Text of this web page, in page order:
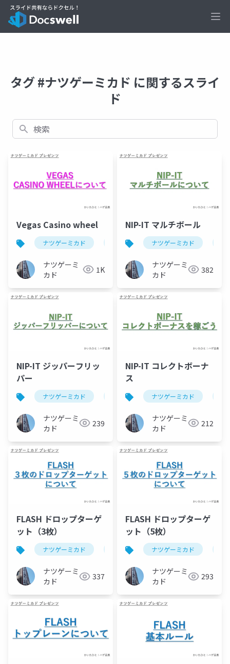
タグ #ナツゲーミカド に関するスライ
ド
検索
Vegas Casino wheel
ナツゲーミカド ピンボール vegas(ピンボール)
ナツゲーミ
カド
1K
NIP-IT マルチボール
ナツゲーミカド
ナツゲーミ
カド
382
NIP-IT ジッパーフリッ
パー
ナツゲーミカド ピンボール nip-it(ピンボール)
ナツゲーミ
カド
239
NIP-IT コレクトボーナ
ス
ナツゲーミカド
ナツゲーミ
カド
212
FLASH ドロップターゲ
ット（3枚）
ナツゲーミカド ピンボール flash(ピンボール)
ナツゲーミ
カド
337
FLASH ドロップターゲ
ット（5枚）
ナツゲーミカド
ナツゲーミ
カド
293